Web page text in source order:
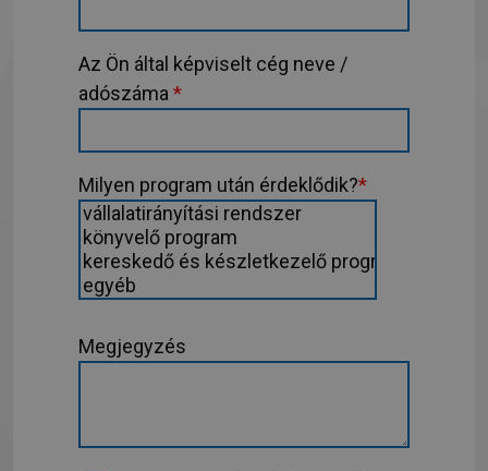
Az Ön által képviselt cég neve /
adószáma *
Milyen program után érdeklődik?*
Megjegyzés